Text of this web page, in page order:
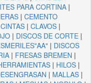
PARA CORTINA |
| CEMENTO
CINTAS| CLAVOS|
| DISCOS DE CORTE|
| DISCOS
| FRESAS BREMEN |
| HILOS|
| MALLAS|